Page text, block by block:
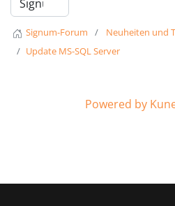
Signum-Forum
Neuheiten und
Update MS-SQL Server
Powered by